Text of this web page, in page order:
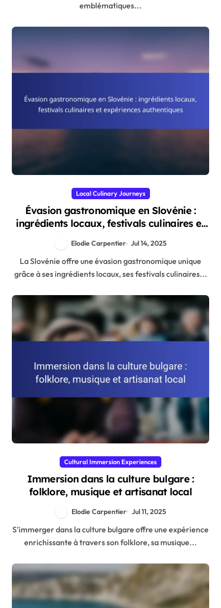
emblématiques...
Local Culinary Journeys
Évasion gastronomique en Slovénie :
ingrédients locaux, festivals culinaires et
Elodie Carpentier Jul 14, 2025
La Slovénie offre une évasion gastronomique unique
grâce à ses ingrédients locaux, ses festivals culinaires...
Cultural Immersion Experiences
Immersion dans la culture bulgare :
folklore, musique et artisanat local
Elodie Carpentier Jul 11, 2025
S’immerger dans la culture bulgare offre une expérience
enrichissante à travers son folklore, sa musique...